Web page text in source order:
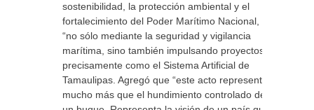
sostenibilidad, la protección ambiental y el
fortalecimiento del Poder Marítimo Nacional,
“no sólo mediante la seguridad y vigilancia
marítima, sino también impulsando proyectos
precisamente como el Sistema Artificial de
Tamaulipas. Agregó que “este acto representa
mucho más que el hundimiento controlado de